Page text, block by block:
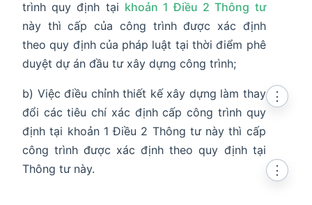
trình quy định tại khoản 1 Điều 2 Thông tư
này thì cấp của công trình được xác định
theo quy định của pháp luật tại thời điểm phê
duyệt dự án đầu tư xây dựng công trình;
b) Việc điều chỉnh thiết kế xây dựng làm thay
đổi các tiêu chí xác định cấp công trình quy
định tại khoản 1 Điều 2 Thông tư này thì cấp
công trình được xác định theo quy định tại
Thông tư này.
⋮
⋮